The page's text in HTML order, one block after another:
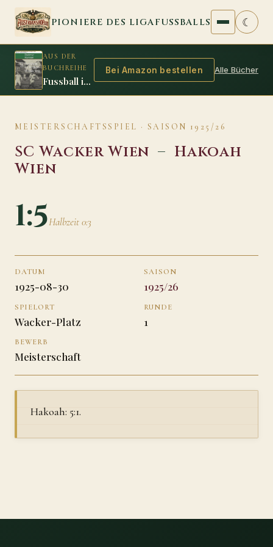
Zum Inhalt springen
PIONIERE DES LIGAFUSSBALLS ☾
AUS DER
BUCHREIHE
Fussball im Ersten Weltkrieg
Bei Amazon bestellen Alle Bücher
MEISTERSCHAFTSSPIEL · SAISON 1925/26
SC Wacker Wien – Hakoah
Wien
1:5Halbzeit 0:3
DATUM
1925-08-30
SAISON
1925/26
SPIELORT
Wacker-Platz
RUNDE
1
BEWERB
Meisterschaft
Hakoah: 5:1.